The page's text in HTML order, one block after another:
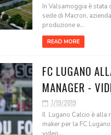
In Valsamoggia è stata
sede di Macron,
produzione e...
READ MORE
FC LUGANO
MANAGER -
7/19/2019
Il Lugano Calcio è alla
maker per la FC